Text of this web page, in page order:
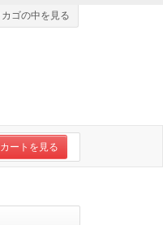
カゴの中を見る
カートを見る